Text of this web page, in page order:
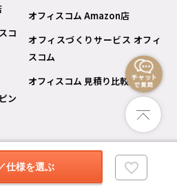
仕様を選ぶ
コ
ン
オフィスコム Amazon店
オフィスづくりサービス オフィ
スコム
オフィスコム 見積り比較 Pro
のデザイン All rights reserved.